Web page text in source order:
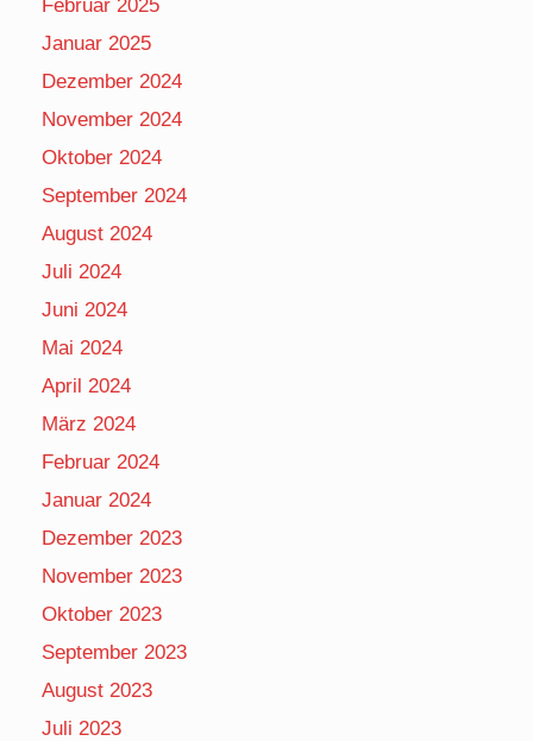
Februar 2025
Januar 2025
Dezember 2024
November 2024
Oktober 2024
September 2024
August 2024
Juli 2024
Juni 2024
Mai 2024
April 2024
März 2024
Februar 2024
Januar 2024
Dezember 2023
November 2023
Oktober 2023
September 2023
August 2023
Juli 2023